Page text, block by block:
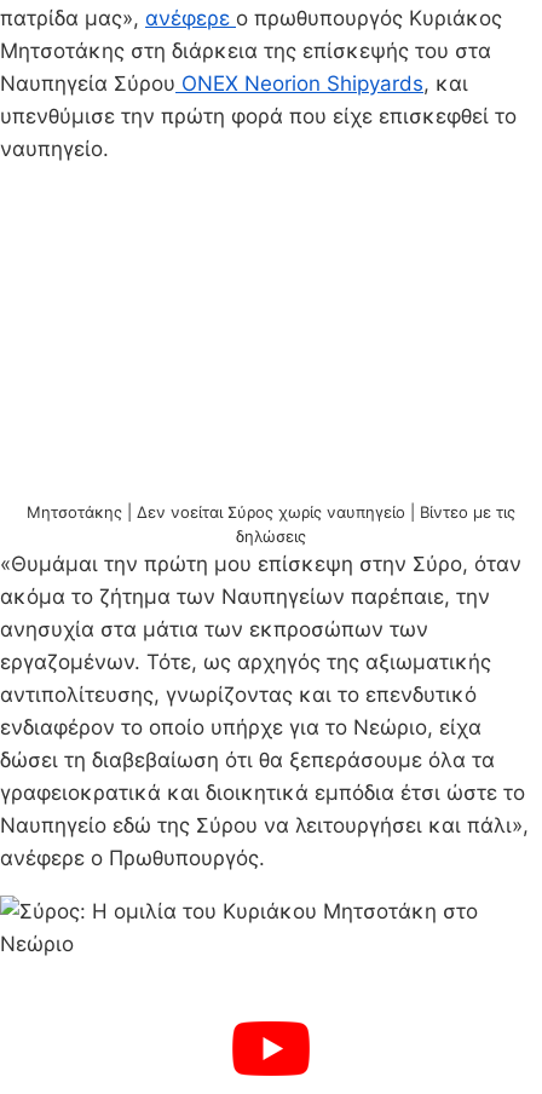
πατρίδα μας», ανέφερε ο πρωθυπουργός Κυριάκος
Μητσοτάκης στη διάρκεια της επίσκεψής του στα
Ναυπηγεία Σύρου ONEX Neorion Shipyards, και
υπενθύμισε την πρώτη φορά που είχε επισκεφθεί το
ναυπηγείο.
Μητσοτάκης | Δεν νοείται Σύρος χωρίς ναυπηγείο | Βίντεο με τις
δηλώσεις
«Θυμάμαι την πρώτη μου επίσκεψη στην Σύρο, όταν
ακόμα το ζήτημα των Ναυπηγείων παρέπαιε, την
ανησυχία στα μάτια των εκπροσώπων των
εργαζομένων. Τότε, ως αρχηγός της αξιωματικής
αντιπολίτευσης, γνωρίζοντας και το επενδυτικό
ενδιαφέρον το οποίο υπήρχε για το Νεώριο, είχα
δώσει τη διαβεβαίωση ότι θα ξεπεράσουμε όλα τα
γραφειοκρατικά και διοικητικά εμπόδια έτσι ώστε το
Ναυπηγείο εδώ της Σύρου να λειτουργήσει και πάλι»,
ανέφερε ο Πρωθυπουργός.